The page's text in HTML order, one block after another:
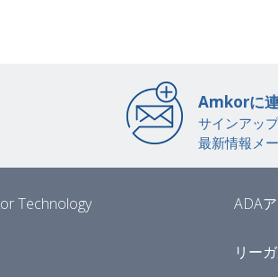
Amkorに
サインアッ
最新情報メ
Technology ADA
リー